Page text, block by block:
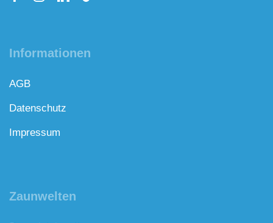
Informationen
AGB
Datenschutz
Impressum
Zaunwelten